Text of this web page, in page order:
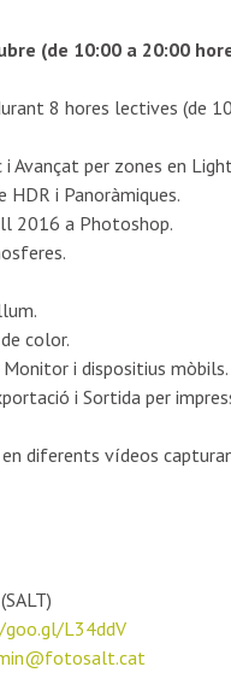
(de 10:00 a 20:00
8 hores lectives (de
i Avançat per zones en
HDR i Panoràmiques.
2016 a Photoshop.
color.
i dispositius mòbils.
i Sortida per
diferents vídeos
L34ddV